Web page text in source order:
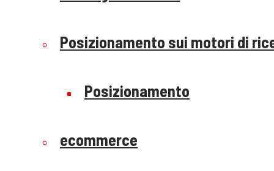
Posizionamento sui motori di
Posizionamento
ecommerce